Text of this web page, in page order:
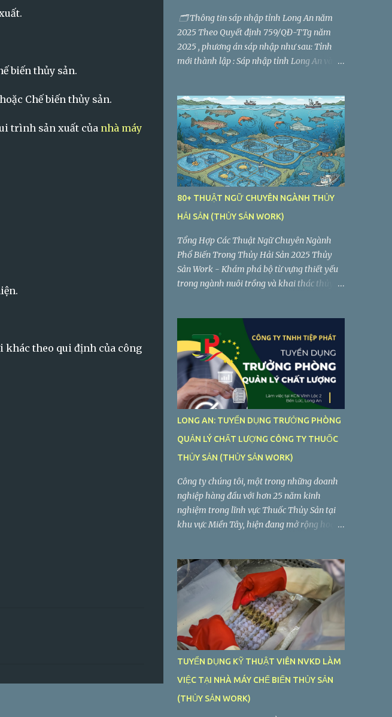
biến thủy sản.
Chế biến thủy sản.
trình sản xuất của nhà máy
khác theo qui định của công
🗂️ Thông tin sáp nhập tỉnh Long An năm
2025 Theo Quyết định 759/QĐ-TTg năm
2025 , phương án sáp nhập như sau: Tỉnh
mới thành lập : Sáp nhập tỉnh Long An và
Đặt tại TP. Tân An (tỉnh Long An cũ). Diện
tích tự nhiên : 8.536,5 km² Quy mô dân số :
2.959.000 người Số đơn vị hành chính cấp
xã, phường sau sáp nhập : 60 (gồm 56 xã, 4
phường) Giảm từ 186 đơn vị hành chính cấp
xã, phường, thị trấn.
80+ THUẬT NGỮ CHUYÊN NGÀNH THỦY
HẢI SẢN (THỦY SẢN WORK)
Tổng Hợp Các Thuật Ngữ Chuyên Ngành
Phổ Biến Trong Thủy Hải Sản 2025 Thủy
Sản Work - Khám phá bộ từ vựng thiết yếu
trong ngành nuôi trồng và khai thác thủy
cung cấp, giúp bạn hiểu rõ hơn về ý nghĩa và
ngữ cảnh sử dụng của chúng...
LONG AN: TUYỂN DỤNG TRƯỞNG PHÒNG
QUẢN LÝ CHẤT LƯỢNG CÔNG TY THUỐC
THỦY SẢN (THỦY SẢN WORK)
Công ty chúng tôi, một trong những doanh
nghiệp hàng đầu với hơn 25 năm kinh
nghiệm trong lĩnh vực Thuốc Thủy Sản tại
khu vực Miền Tây, hiện đang mở rộng hoạt
Chất Lượng làm việc tại Long An. Tiệp Phát
tuyển dụng Trưởng Phòng Quản Lý Chất
Lượng Công ty TNHH Tiệp Phát . Nhà máy:
Lô C2-5, Đường VL3, Khu Công Nghiệp Vĩnh
Lộc 2, Ấp Voi Lá, Xã Long Hiệp, Huyện Bến
Lức, Tỉnh Long An
TUYỂN DỤNG KỸ THUẬT VIÊN NVKD LÀM
VIỆC TẠI NHÀ MÁY CHẾ BIẾN THỦY SẢN
(THỦY SẢN WORK)